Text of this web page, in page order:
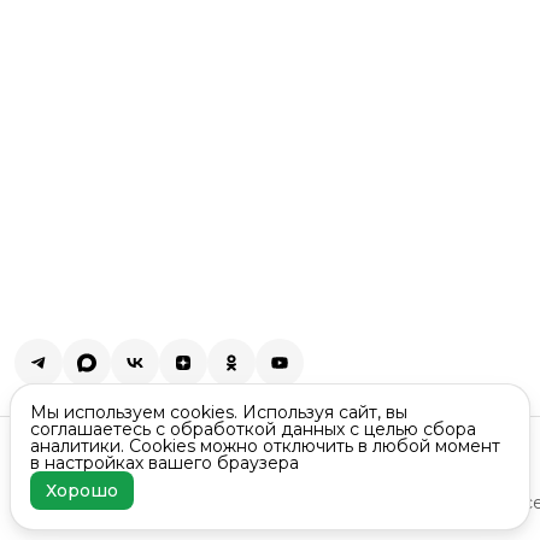
Контакты
Москва
8 (499) 705-15-54
Санкт-Петербург
8 (812) 389-59-44
Режим работы
ⓒ ВсеСокиОплата Гарантия и
Мы используем cookies. Используя сайт, вы
соглашаетесь с обработкой данных с целью сбора
аналитики. Cookies можно отключить в любой момент
в настройках вашего браузера
Хорошо